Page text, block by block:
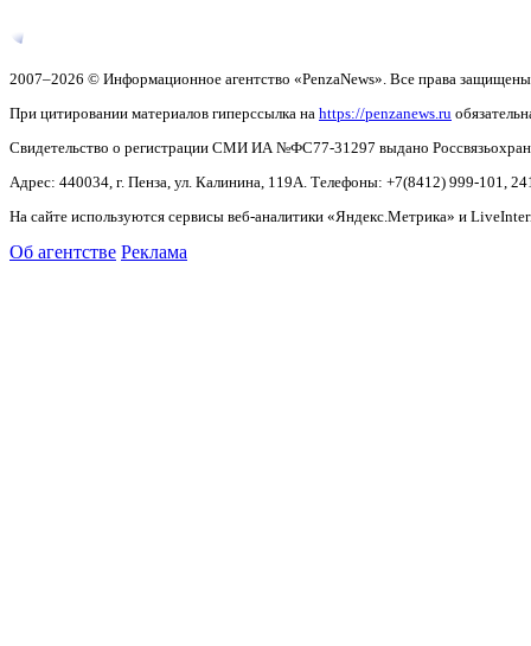
2007–2026 © Информационное агентство «PenzaNews». Все права
При цитировании материалов гиперссылка на https://penzanews.ru
Свидетельство о регистрации СМИ ИА №ФС77-31297 выдано
Адрес: 440034, г. Пенза, ул. Калинина, 119А. Телефоны: +7(8412) 999-101,
На сайте используются сервисы веб-аналитики «Яндекс.Метрика» и
Об агентстве Реклама